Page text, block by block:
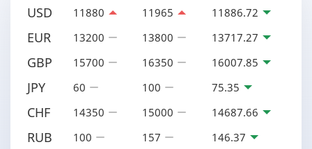
USD 11880 11965 11886.72
EUR 13200 13800 13717.27
GBP 15700 16350 16007.85
JPY 60 100 75.35
CHF 14350 15000 14687.66
RUB 100 157 146.37